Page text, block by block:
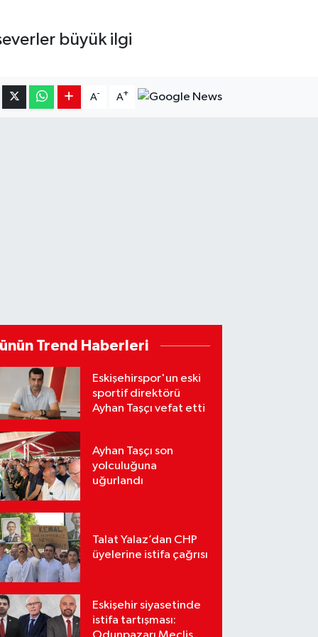
büyük ilgi
A- A+
Trend Haberleri
Eskişehirspor'un eski
sportif direktörü
Ayhan Taşçı vefat etti
Ayhan Taşçı son
yolculuğuna
uğurlandı
Talat Yalaz’dan CHP
üyelerine istifa çağrısı
Eskişehir siyasetinde
istifa tartışması: